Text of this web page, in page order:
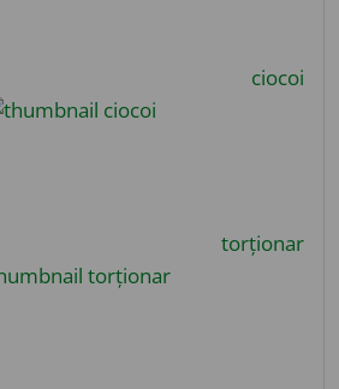
ciocoi
torționar